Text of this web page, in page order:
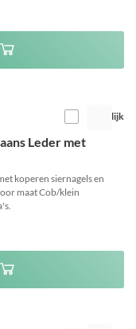
Vergelijk
Leder met
koperen siernagels en
maat Cob/klein